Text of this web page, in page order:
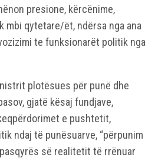
presione, kërcënime,
mbi qytetare/ët, ndërsa nga ana
te funksionarët politik nga
plotësues për punë dhe
gjatë kësaj fundjave,
e pushtetit,
ndaj të punësuarve, “përpunim
së realitetit të rrënuar